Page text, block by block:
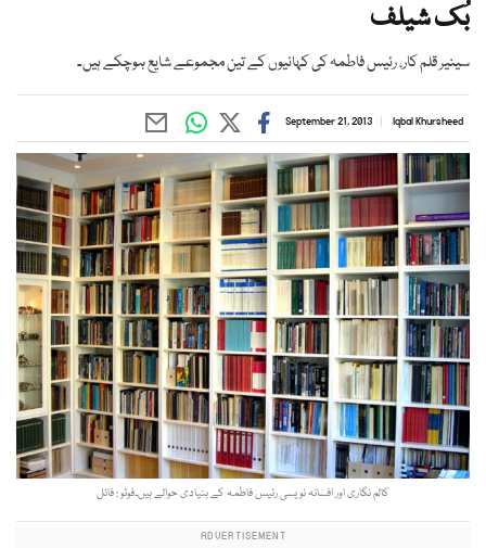
بُک شیلف
سینیر قلم کار، رئیس فاطمہ کی کہانیوں کے تین مجموعے شایع ہوچکے ہیں۔
Iqbal Khursheed
September 21, 2013
کالم نگاری اور افسانہ نویسی رئیس فاطمہ کے بنیادی حوالے ہیں۔فوٹو : فائل